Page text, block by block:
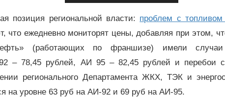
позиция региональной власти: проблем с
что ежедневно мониторят цены, добавляя при этом,
(работающих по франшизе) имели случаи
– 78,45 рублей, АИ 95 – 82,45 рублей и перебои
регионального Департамента ЖКХ, ТЭК и
на уровне 63 руб на АИ-92 и 69 руб на АИ-95.